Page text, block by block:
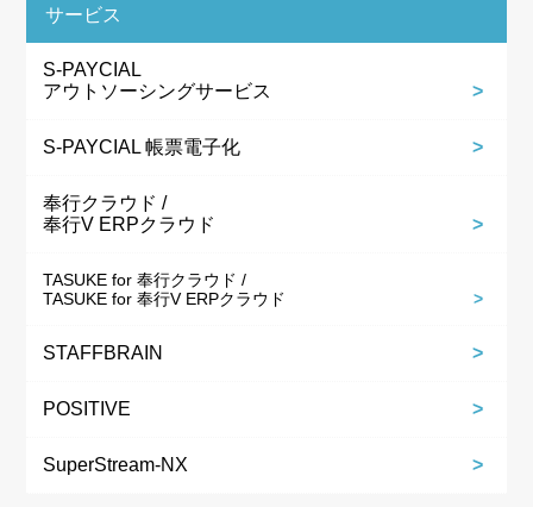
サービス
S-PAYCIAL
アウトソーシングサービス
S-PAYCIAL 帳票電子化
奉行クラウド /
奉行V ERPクラウド
TASUKE for 奉行クラウド /
TASUKE for 奉行V ERPクラウド
STAFFBRAIN
POSITIVE
SuperStream-NX